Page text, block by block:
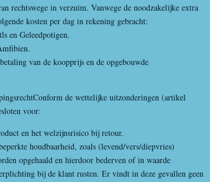
rechtswege in verzuim. Vanwege de noodzakelijke extra
kosten per dag in rekening gebracht:
en Geleedpotigen.
van de koopprijs en de opgebouwde
de wettelijke uitzonderingen (artikel
voor:
en het welzijnsrisico bij retour.
houdbaarheid, zoals (levend/vers/diepvries)
opgehaald en hierdoor bederven of in waarde
bij de klant rusten. Er vindt in deze gevallen geen